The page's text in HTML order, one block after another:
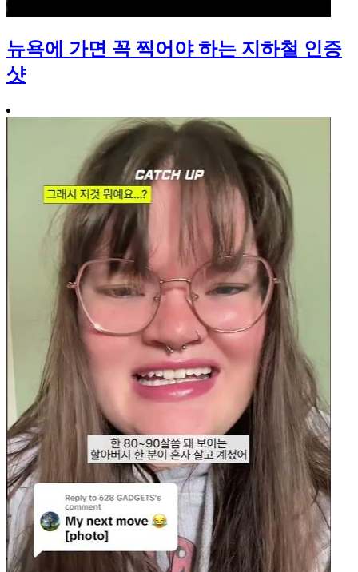
뉴욕에 가면 꼭 찍어야 하는 지하철 인증
샷